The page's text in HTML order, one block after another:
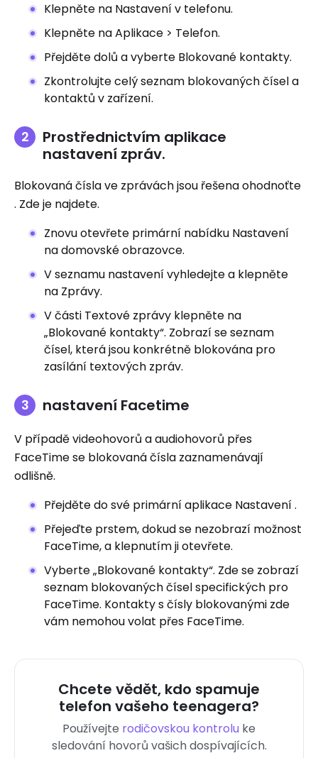
Klepněte na Nastavení v telefonu.
Klepněte na Aplikace > Telefon.
Přejděte dolů a vyberte Blokované kontakty.
Zkontrolujte celý seznam blokovaných čísel a
kontaktů v zařízení.
Prostřednictvím aplikace
nastavení zpráv.
Blokovaná čísla ve zprávách jsou řešena ohodnoťte
. Zde je najdete.
Znovu otevřete primární nabídku Nastavení
na domovské obrazovce.
V seznamu nastavení vyhledejte a klepněte
na Zprávy.
V části Textové zprávy klepněte na
„Blokované kontakty“. Zobrazí se seznam
čísel, která jsou konkrétně blokována pro
zasílání textových zpráv.
nastavení Facetime
V případě videohovorů a audiohovorů přes
FaceTime se blokovaná čísla zaznamenávají
odlišně.
Přejděte do své primární aplikace Nastavení .
Přejeďte prstem, dokud se nezobrazí možnost
FaceTime, a klepnutím ji otevřete.
Vyberte „Blokované kontakty“. Zde se zobrazí
seznam blokovaných čísel specifických pro
FaceTime. Kontakty s čísly blokovanými zde
vám nemohou volat přes FaceTime.
Chcete vědět, kdo spamuje
telefon vašeho teenagera?
Používejte rodičovskou kontrolu ke
sledování hovorů vašich dospívajících.